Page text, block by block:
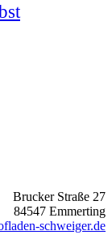
Brucker Straße 27
84547 Emmerting
schweiger.de